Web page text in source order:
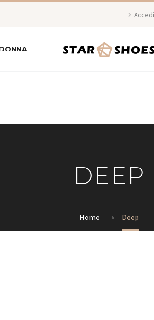
Accedi
DEEP
Home Deep